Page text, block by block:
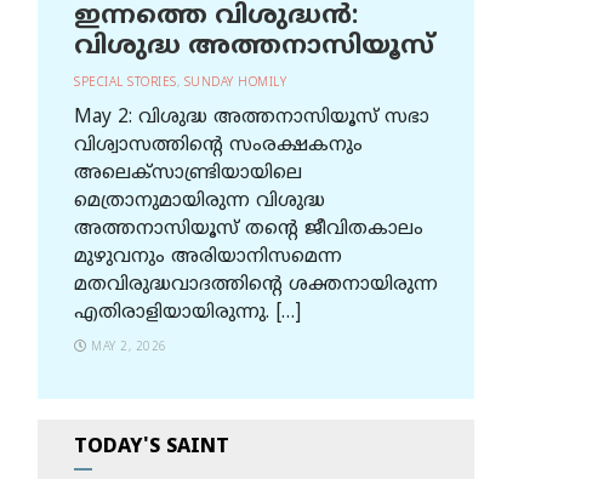
ഇന്നത്തെ വിശുദ്ധന്‍:
വിശുദ്ധ അത്തനാസിയൂസ്
SPECIAL STORIES, SUNDAY HOMILY
May 2: വിശുദ്ധ അത്തനാസിയൂസ് സഭാ
വിശ്വാസത്തിന്റെ സംരക്ഷകനും
അലെക്സാണ്ട്രിയായിലെ
മെത്രാനുമായിരുന്ന വിശുദ്ധ
അത്തനാസിയൂസ് തന്റെ ജീവിതകാലം
മുഴുവനും അരിയാനിസമെന്ന
മതവിരുദ്ധവാദത്തിന്റെ ശക്തനായിരുന്ന
എതിരാളിയായിരുന്നു. […]
MAY 2, 2026
TODAY'S SAINT